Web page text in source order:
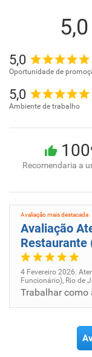
5,0
5,0
Oportunidade de
5,0
Ambiente de trabalho
100
Recomendaria a
Avaliação mais destacada
Avaliação
Restaurante
4 Fevereiro 2026.
Funcionário), Rio de